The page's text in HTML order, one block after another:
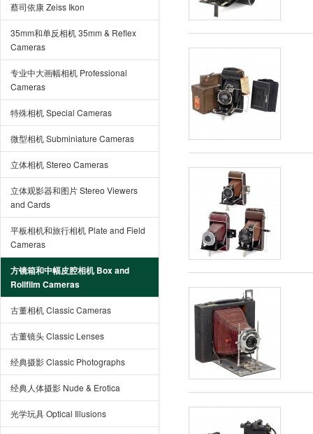
蔡司依康 Zeiss Ikon
35mm和单反相机 35mm & Reflex
Cameras
专业中大画幅相机 Professional
Cameras
特殊相机 Special Cameras
微型相机 Subminiature Cameras
立体相机 Stereo Cameras
立体观影器和图片 Stereo Viewers
and Cards
平板相机和旅行相机 Plate and Field
Cameras
方镜箱和中幅皮腔相机 Box and
Rollfilm Cameras
古董相机 Classic Cameras
古董镜头 Classic Lenses
经典摄影 Classic Photographs
经典人体摄影 Nude & Erotica
光学玩具 Optical Illusions